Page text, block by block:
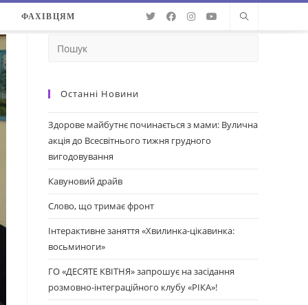
ФАХІВЦЯМ
Останні Новини
Здорове майбутнє починається з мами: Вулична
акція до Всесвітнього тижня грудного
вигодовування
Кавуновий драйв
Слово, що тримає фронт
Інтерактивне заняття «Хвилинка-цікавинка:
восьминоги»
ГО «ДЕСЯТЕ КВІТНЯ» запрошує на засідання
розмовно-інтеграційного клубу «РІКА»!